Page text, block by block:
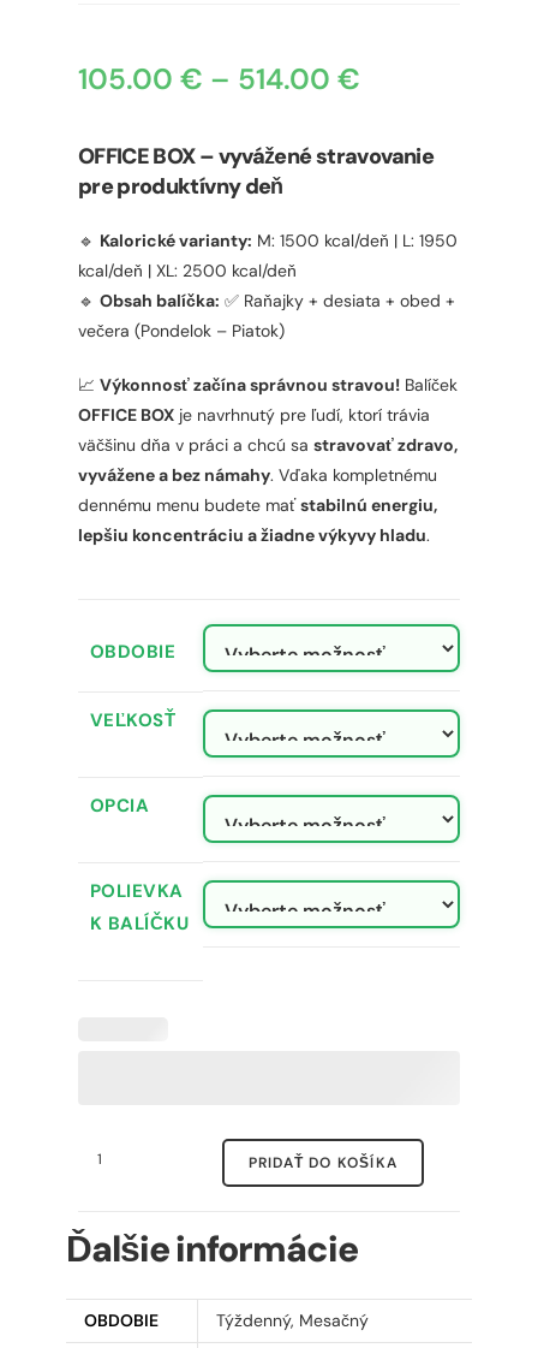
105.00 € – 514.00 €
OFFICE BOX – vyvážené stravovanie
pre produktívny deň
🔹 Kalorické varianty: M: 1500 kcal/deň | L: 1950
kcal/deň | XL: 2500 kcal/deň
🔹 Obsah balíčka: ✅ Raňajky + desiata + obed +
večera (Pondelok – Piatok)
📈 Výkonnosť začína správnou stravou!Balíček
OFFICE BOXje navrhnutý pre ľudí, ktorí trávia
väčšinu dňa v práci a chcú sa stravovať zdravo,
vyvážene a bez námahy. Vďaka kompletnému
dennému menu budete maťstabilnú energiu,
lepšiu koncentráciu a žiadne výkyvy hladu.
OBDOBIE
VEĽKOSŤ
OPCIA
POLIEVKA
K BALÍČKU
PRIDAŤ DO KOŠÍKA
Ďalšie informácie
OBDOBIE
Týždenný, Mesačný